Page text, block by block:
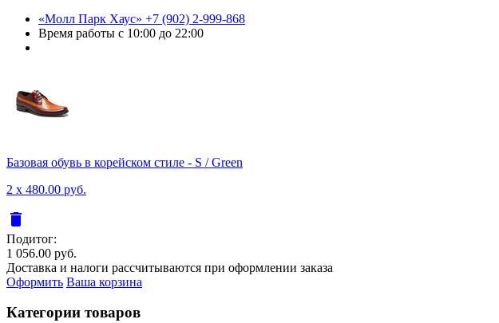
«Молл Парк Хаус» +7 (902) 2-999-868
Время работы с 10:00 до 22:00
Базовая обувь в корейском стиле - S / Green
2 x 480.00 руб.
delete
Подитог:
1 056.00 руб.
Доставка и налоги рассчитываются при оформлении заказа
Оформить Ваша корзина
Категории товаров